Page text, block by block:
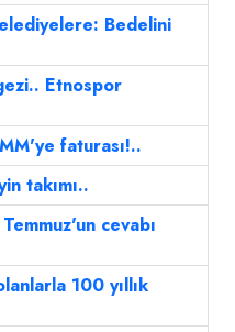
Bedelini
Etnospor
faturası!..
takımı..
cevabı
100 yıllık